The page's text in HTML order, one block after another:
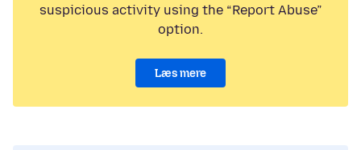
suspicious activity using the “Report Abuse”
option.
Læs mere